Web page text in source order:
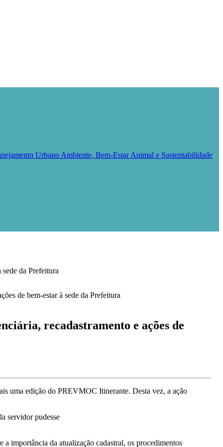
Urbano Ambiente, Bem-Estar Animal e Sustentabilidade
da Prefeitura
recadastramento e ações de
uma edição do PREVMOC Itinerante. Desta vez, a ação
servidor pudesse
importância da atualização cadastral, os procedimentos